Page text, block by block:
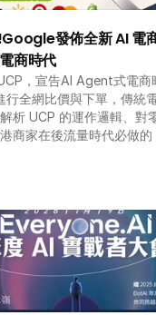
發佈全新 AI 電
商時代
，宣告AI Agent式電商
行全網比價與下單，傳統
析 UCP 的運作邏輯、對
商家在後流量時代必做的